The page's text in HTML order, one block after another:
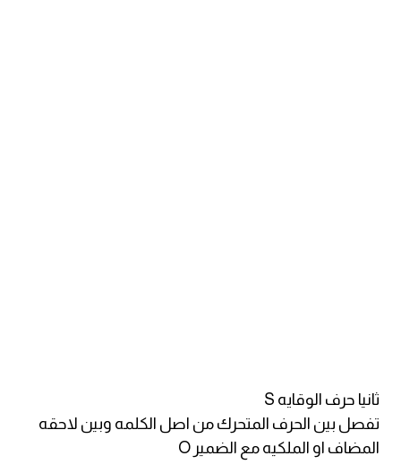
كلمات بحرف r
كلمات بحرف s
ثانيا حرف الوقايه S
تفصل بين الحرف المتحرك من اصل الكلمه وبين لاحقه
المضاف او الملكيه مع الضمير O